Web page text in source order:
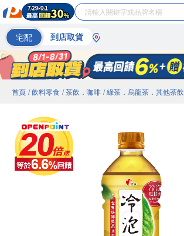
宅配 到店取貨
首頁 / 飲料零食 / 茶飲．咖啡 / 綠茶．烏龍茶．其他茶飲